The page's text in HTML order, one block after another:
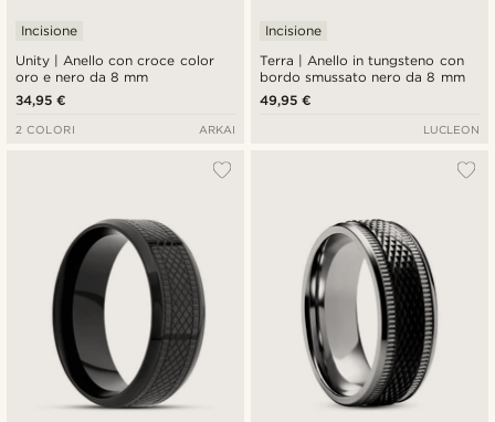
Unity | Anello con croce color
oro e nero da 8 mm
Incisione
34,95 €
2 COLORI ARKAI
Terra | Anello in tungsteno con
bordo smussato nero da 8 mm
Incisione
49,95 €
LUCLEON